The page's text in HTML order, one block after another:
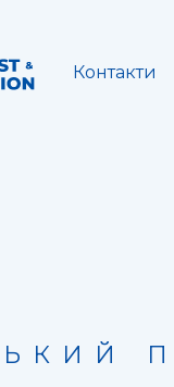
Контакти